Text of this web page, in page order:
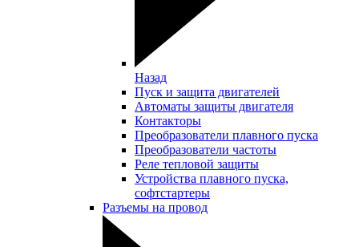
Назад
Пуск и защита двигателей
Автоматы защиты двигателя
Контакторы
Преобразователи плавного пуска
Преобразователи частоты
Реле тепловой защиты
Устройства плавного пуска,
софтстартеры
Разъемы на провод